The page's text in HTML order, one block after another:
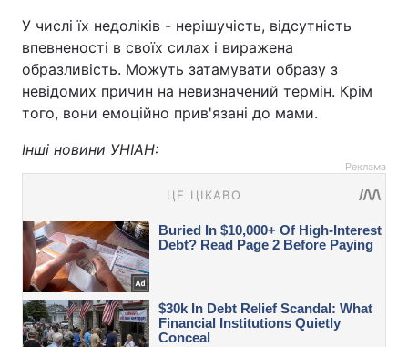
У числі їх недоліків - нерішучість, відсутність
впевненості в своїх силах і виражена
образливість. Можуть затамувати образу з
невідомих причин на невизначений термін. Крім
того, вони емоційно прив'язані до мами.
Інші новини УНІАН:
Реклама